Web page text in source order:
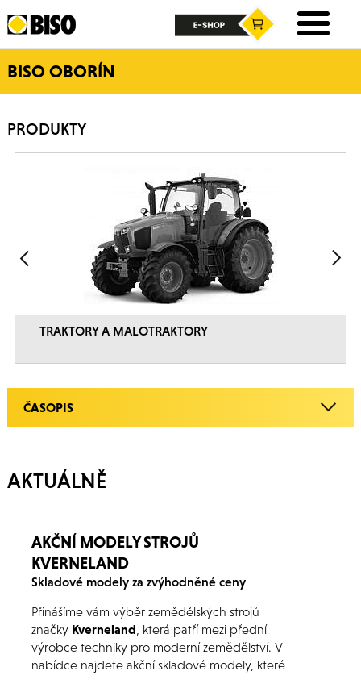
BISO OBORÍN
PRODUKTY
TRAKTORY A MALOTRAKTORY
ČASOPIS
AKTUÁLNĚ
AKČNÍ MODELY STROJŮ
KVERNELAND
Skladové modely za zvýhodněné ceny
Přinášíme vám výběr zemědělských strojů
značky Kverneland , která patří mezi přední
výrobce techniky pro moderní zemědělství. V
nabídce najdete akční skladové modely, které